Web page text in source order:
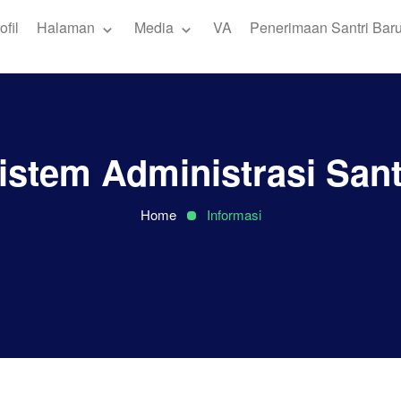
Halaman Media VA Penerimaan Santri Baru
Administrasi
Home Informasi